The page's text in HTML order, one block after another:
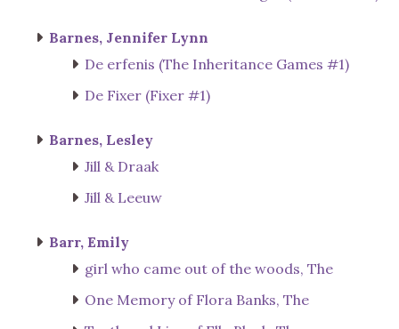
Barnes, Jennifer Lynn
De erfenis (The Inheritance Games #1)
De Fixer (Fixer #1)
Barnes, Lesley
Jill & Draak
Jill & Leeuw
Barr, Emily
girl who came out of the woods, The
One Memory of Flora Banks, The